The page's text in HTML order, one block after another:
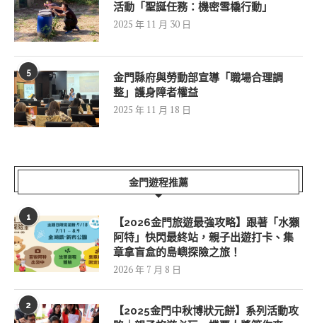
活動「聖誕任務：機密雪橇行動」
2025 年 11 月 30 日
5
金門縣府與勞動部宣導「職場合理調
整」護身障者權益
2025 年 11 月 18 日
金門遊程推薦
1
【2026金門旅遊最強攻略】跟著「水獺
阿特」快閃最終站，親子出遊打卡、集
章拿盲盒的島嶼探險之旅！
2026 年 7 月 8 日
2
【2025金門中秋博狀元餅】系列活動攻